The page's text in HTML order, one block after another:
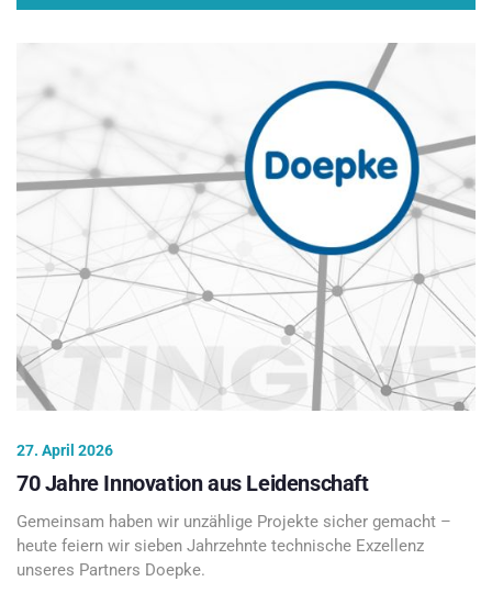
27. April 2026
70 Jahre Innovation aus Leidenschaft
Gemeinsam haben wir unzählige Projekte sicher gemacht –
heute feiern wir sieben Jahrzehnte technische Exzellenz
unseres Partners Doepke.